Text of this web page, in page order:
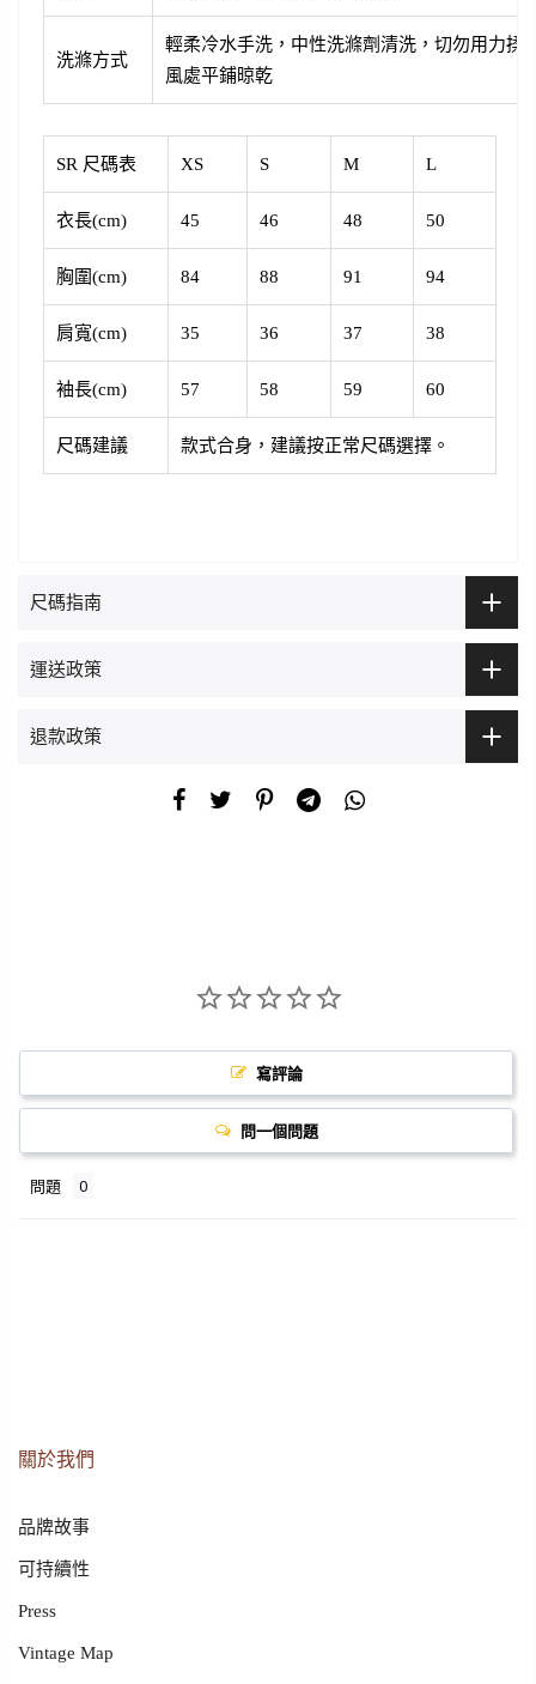
洗滌方式
輕柔冷水手洗，中性洗滌劑清洗，切勿用力揉
風處平鋪晾乾
SR 尺碼表 XS S M L
衣長(cm) 45 46 48 50
胸圍(cm) 84 88 91 94
肩寬(cm) 35 36 37 38
袖長(cm) 57 58 59 60
尺碼建議 款式合身，建議按正常尺碼選擇。
尺碼指南
運送政策
退款政策
寫評論
問一個問題
問題
關於我們
品牌故事
可持續性
Press
Vintage Map